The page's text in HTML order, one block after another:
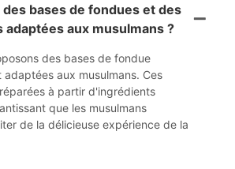
bases de fondues et des
aux musulmans ?
des bases de fondue
adaptées aux musulmans. Ces
à partir d'ingrédients
que les musulmans
de la délicieuse expérience de la